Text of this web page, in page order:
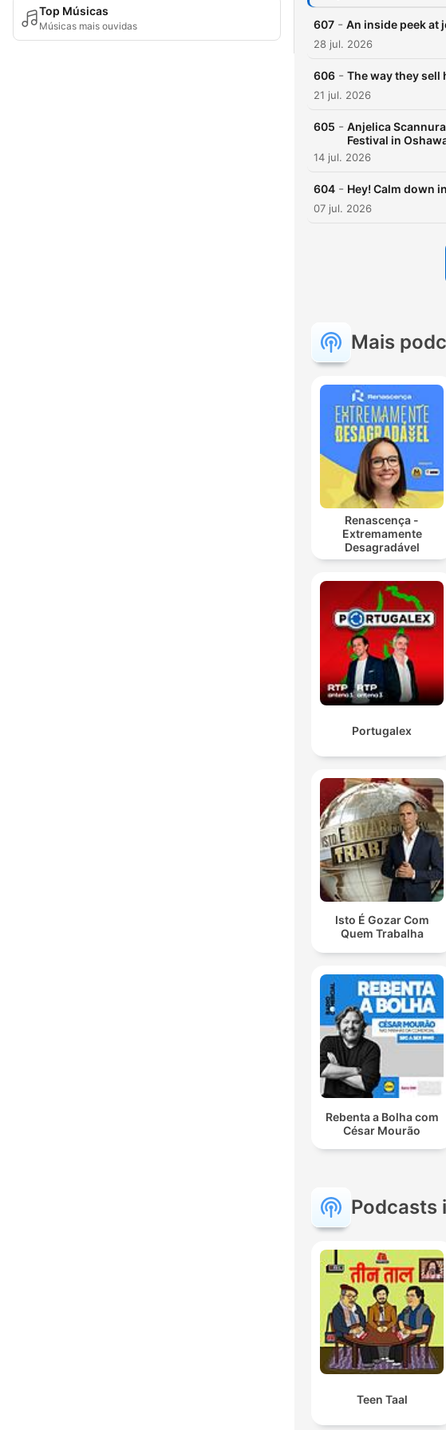
Top Músicas
Músicas mais ouvidas 607 - An inside peek at
28 jul. 2026
606 - The way they sell
21 jul. 2026
605 - Anjelica
Festival in
14 jul. 2026
604 - Hey! Calm down
07 jul. 2026
Mais
Renascença -
Extremamente
Desagradável
Portugalex
Isto É Gozar Com
Quem Trabalha
Rebenta a Bolha com
César Mourão
Podcasts
Teen Taal